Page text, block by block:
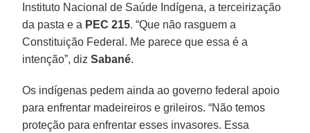
Instituto Nacional de Saúde Indígena, a terceirização
da pasta e a PEC 215. “Que não rasguem a
Constituição Federal. Me parece que essa é a
intenção”, dizSabané.
Os indígenas pedem ainda ao governo federal apoio
para enfrentar madeireiros e grileiros. “Não temos
proteção para enfrentar esses invasores. Essa